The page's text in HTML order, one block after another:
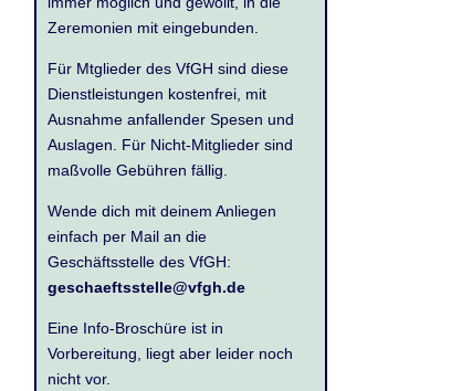
Zeremonien mit eingebunden.
Für Mtglieder des VfGH sind diese
Dienstleistungen kostenfrei, mit
Ausnahme anfallender Spesen und
Auslagen. Für Nicht-Mitglieder sind
maßvolle Gebühren fällig.
Wende dich mit deinem Anliegen
einfach per Mail an die
Geschäftsstelle des VfGH:
geschaeftsstelle@vfgh.de
Eine Info-Broschüre ist in
Vorbereitung, liegt aber leider noch
nicht vor.